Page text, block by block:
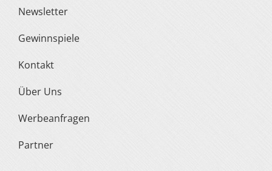
Newsletter
Gewinnspiele
Kontakt
Über Uns
Werbeanfragen
Partner